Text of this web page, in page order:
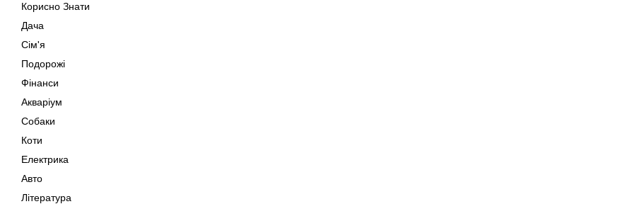
Корисно Знати
Дача
Сім'я
Подорожі
Фінанси
Акваріум
Собаки
Коти
Електрика
Авто
Література